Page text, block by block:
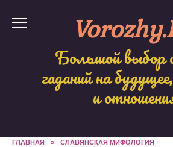
Большой выбор
гаданий на
и
ГЛАВНАЯ » СЛАВЯНСКАЯ МИФОЛОГИЯ